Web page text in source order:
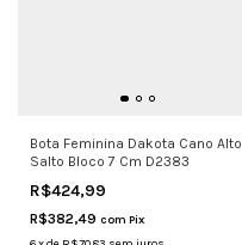
Bota Feminina Dakota Cano Alto
Salto Bloco 7 Cm D2383
R$424,99
R$382,49 com Pix